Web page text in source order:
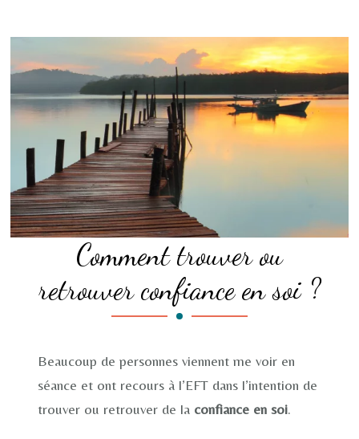
Comment trouver ou
retrouver confiance en soi ?
Beaucoup de personnes viennent me voir en
séance et ont recours à l’EFT dans l’intention de
trouver ou retrouver de la confiance en soi.